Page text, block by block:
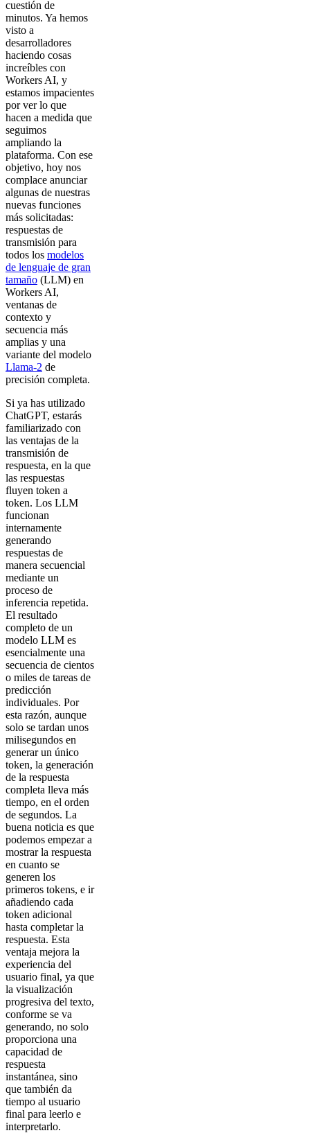
cuestión de
minutos. Ya hemos
visto a
desarrolladores
haciendo cosas
increíbles con
Workers AI, y
estamos impacientes
por ver lo que
hacen a medida que
seguimos
ampliando la
plataforma. Con ese
objetivo, hoy nos
complace anunciar
algunas de nuestras
nuevas funciones
más solicitadas:
respuestas de
transmisión para
todos los modelos
de lenguaje de gran
tamaño (LLM) en
Workers AI,
ventanas de
contexto y
secuencia más
amplias y una
variante del modelo
Llama-2 de
precisión completa.
Si ya has utilizado
ChatGPT, estarás
familiarizado con
las ventajas de la
transmisión de
respuesta, en la que
las respuestas
fluyen token a
token. Los LLM
funcionan
internamente
generando
respuestas de
manera secuencial
mediante un
proceso de
inferencia repetida.
El resultado
completo de un
modelo LLM es
esencialmente una
secuencia de cientos
o miles de tareas de
predicción
individuales. Por
esta razón, aunque
solo se tardan unos
milisegundos en
generar un único
token, la generación
de la respuesta
completa lleva más
tiempo, en el orden
de segundos. La
buena noticia es que
podemos empezar a
mostrar la respuesta
en cuanto se
generen los
primeros tokens, e ir
añadiendo cada
token adicional
hasta completar la
respuesta. Esta
ventaja mejora la
experiencia del
usuario final, ya que
la visualización
progresiva del texto,
conforme se va
generando, no solo
proporciona una
capacidad de
respuesta
instantánea, sino
que también da
tiempo al usuario
final para leerlo e
interpretarlo.